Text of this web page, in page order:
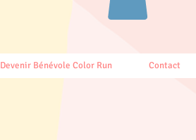
Devenir Bénévole Color Run Contact